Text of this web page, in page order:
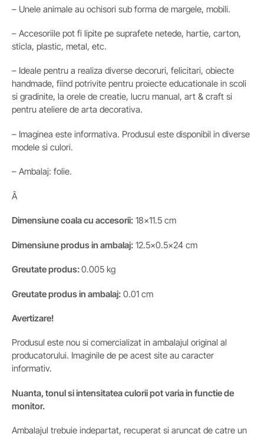
– Unele animale au ochisori sub forma de margele, mobili.
– Accesoriile pot fi lipite pe suprafete netede, hartie, carton,
sticla, plastic, metal, etc.
– Ideale pentru a realiza diverse decoruri, felicitari, obiecte
handmade, fiind potrivite pentru proiecte educationale in scoli
si gradinite, la orele de creatie, lucru manual, art & craft si
pentru ateliere de arta decorativa.
– Imaginea este informativa. Produsul este disponibil in diverse
modele si culori.
– Ambalaj: folie.
Â
Dimensiune coala cu accesorii: 18×11.5 cm
Dimensiune produs in ambalaj: 12.5×0.5×24 cm
Greutateprodus:0.005 kg
Greutateprodus in ambalaj: 0.01 cm
Avertizare!
Produsul este nou si comercializat in ambalajul original al
producatorului. Imaginile de pe acest site au caracter
informativ.
Nuanta, tonul si intensitatea culorii pot varia in functie de
monitor.
Ambalajul trebuie indepartat, recuperat si aruncat de catre un